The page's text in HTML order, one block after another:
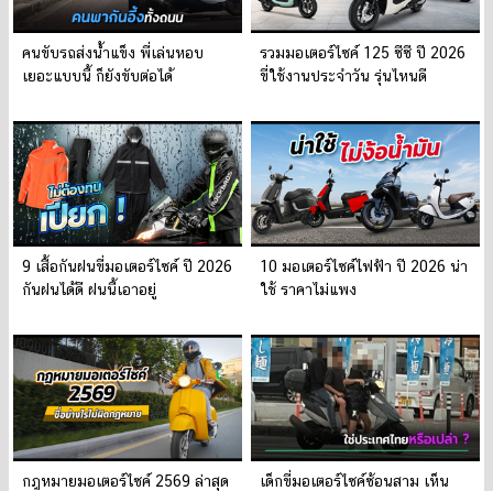
คนขับรถส่งน้ำแข็ง พี่เล่นหอบ
เยอะแบบนี้ ก็ยังขับต่อได้
รวมมอเตอร์ไซค์ 125 ซีซี ปี 2026
ขี่ใช้งานประจำวัน รุ่นไหนดี
9 เสื้อกันฝนขี่มอเตอร์ไซค์ ปี 2026
กันฝนได้ดี ฝนนี้เอาอยู่
10 มอเตอร์ไซค์ไฟฟ้า ปี 2026 น่า
ใช้ ราคาไม่แพง
กฎหมายมอเตอร์ไซค์ 2569 ล่าสุด
เด็กขี่มอเตอร์ไซค์ซ้อนสาม เห็น